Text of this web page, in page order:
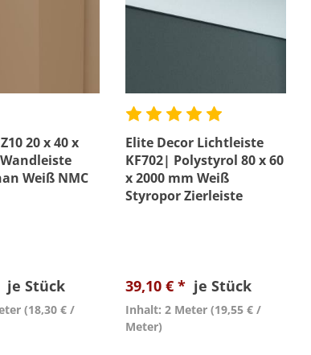
20 x 40 x
Weiß NMC
je Stück
(18,30 € /
Elite Decor Lichtleiste
KF702| Polystyrol 80 x 60
x 2000 mm Weiß
Styropor Zierleiste
39,10 € * je Stück
Inhalt: 2 Meter (19,55 € /
Meter)